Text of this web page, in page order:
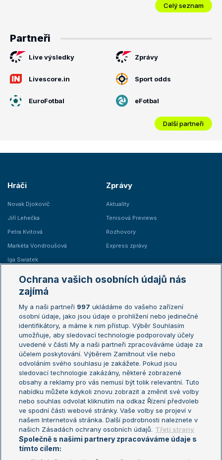
Celý seznam
Partneři
Live výsledky Zprávy
Livescore.in Sport odds
EuroFotbal eFotbal
Další partneři
Hráči
Novak Djokovič
Jiří Lehečka
Petra Kvitová
Markéta Vondroušová
Iga Swiatek
Zprávy
Aktuality
Tenisová Previews
Rozhovory
Express zprávy
Žebříčky
Žebříček ATP (muži)
Žebříček WTA (ženy)
Sázkařský žebříček
Australian Open
French Open
Wimbledon
US Open
Turnaj mistrů
Turnaj mistryň
Aktualní trendy
Fotbalové přestupy
Livesport Daily
LS Prague Open
Ochrana vašich osobních údajů nás
zajímá
My a naši partneři 997 ukládáme do vašeho zařízení
osobní údaje, jako jsou údaje o prohlížení nebo jedinečné
identifikátory, a máme k nim přístup. Výběr Souhlasím
umožňuje, aby sledovací technologie podporovaly účely
uvedené v části My a naši partneři zpracováváme údaje za
účelem poskytování. Výběrem Zamítnout vše nebo
odvoláním svého souhlasu je zakážete. Pokud jsou
sledovací technologie zakázány, některé zobrazené
obsahy a reklamy pro vás nemusí být tolik relevantní. Tuto
nabídku můžete kdykoli znovu zobrazit a změnit své volby
nebo souhlas odvolat kliknutím na odkaz Řízení předvoleb
ve spodní části webové stránky. Vaše volby se projeví v
našem Internetová stránka. Další podrobnosti naleznete v
našich Zásadách ochrany osobních údajů. Třetí strany
Společně s našimi partnery zpracováváme údaje s
tímto cílem: